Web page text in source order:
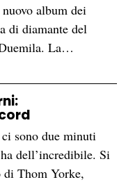
album dei
di diamante del
La…
sono due minuti
dell’incredibile. Si
di Thom Yorke,